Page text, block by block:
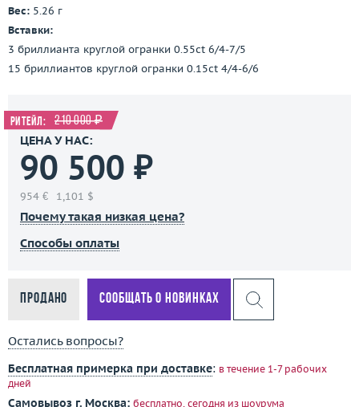
Вес: 5.26 г
Вставки:
3 бриллианта круглой огранки 0.55ct 6/4-7/5
15 бриллиантов круглой огранки 0.15ct 4/4-6/6
Ритейл: 210 000 ₽
ЦЕНА У НАС:
90 500 ₽
954 € 1,101 $
Почему такая низкая цена?
Способы оплаты
Продано Сообщать о новинках
Остались вопросы?
Бесплатная примерка при доставке: в течение 1-7 рабочих
дней
Самовывоз г. Москва: бесплатно, сегодня из шоурума